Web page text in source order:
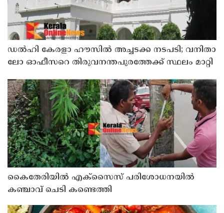
ഡൽഹി കേരളാ ഹൗസില്‍ അച്ചടക്ക നടപടി; വനിതാ
ലോ ഓഫീസറെ തിരുവനന്തപുരത്തേക്ക്‌ സ്ഥലം മാറ്റി
കൈതേരിയിൽ എക്സൈസ് പരിശോധനയിൽ
കഞ്ചാവ് ചെടി കണ്ടെത്തി